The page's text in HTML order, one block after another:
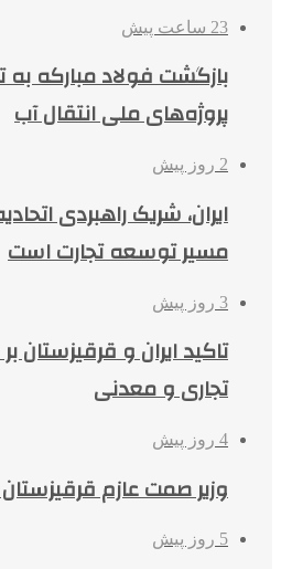
23 ساعت پیش
بازگشت فولاد مبارکه به
پروژه‌های ملی انتقال آب
2 روز پیش
ایران، شریک راهبردی
مسیر توسعه تجارت است
3 روز پیش
تاکید ایران و
تجاری و معدنی
4 روز پیش
وزیر صمت عازم
5 روز پیش